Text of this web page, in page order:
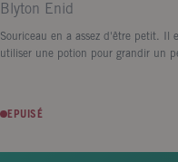
Blyton Enid
Souriceau en a assez d'être petit. Il
utiliser une potion pour grandir un
EPUISÉ